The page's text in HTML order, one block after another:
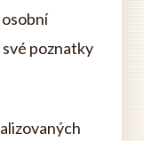
poznatky